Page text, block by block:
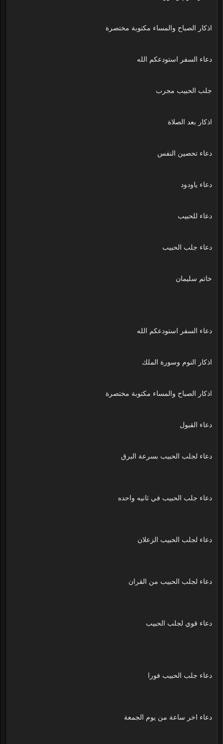
اذكار الصباح والمساء مكتوبة مختصرة
دعاء السفر استودعكم الله
جلب الحبيب مجرب
اذكار بعد الصلاة
دعاء تحصين النفس
دعاء ياودود
دعاء للحبيب
دعاء جلب الحبيب
خاتم سليمان
دعاء السفر استودعكم الله
اذكار النوم وسورة الملك
اذكار الصباح والمساء مكتوبة مختصرة
دعاء القبول
دعاء لجلب الحبيب بسرعة البرق
دعاء جلب الحبيب في ثانيه واحده
دعاء لجلب الحبيب الزعلان
دعاء لجلب الحبيب من القران
دعاء قوي لجلب الحبيب
دعاء جلب الحبيب فورا
دعاء اخر ساعة من يوم الجمعة